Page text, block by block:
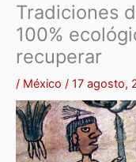
Tradiciones
100%
recuperar
/ México / 17 agosto,